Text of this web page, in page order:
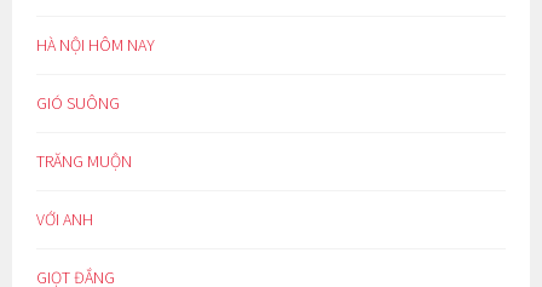
HÀ NỘI HÔM NAY
GIÓ SUÔNG
TRĂNG MUỘN
VỚI ANH
GIỌT ĐẮNG